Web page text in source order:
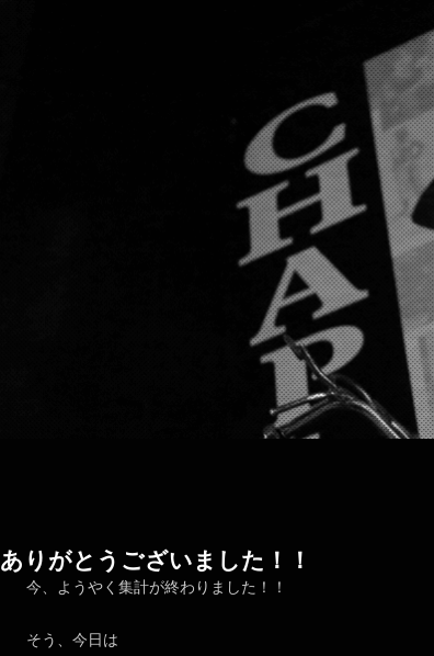
ありがとうございました！！
今、ようやく集計が終わりました！！
そう、今日は